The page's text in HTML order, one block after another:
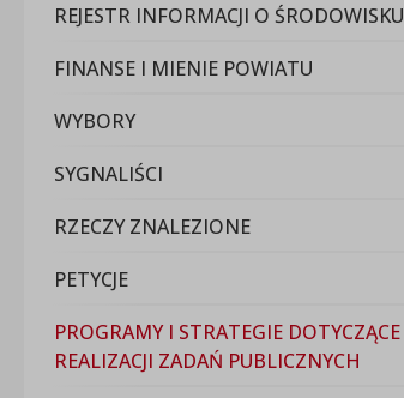
REJESTR INFORMACJI O ŚRODOWISKU
FINANSE I MIENIE POWIATU
WYBORY
SYGNALIŚCI
RZECZY ZNALEZIONE
PETYCJE
PROGRAMY I STRATEGIE DOTYCZĄCE
REALIZACJI ZADAŃ PUBLICZNYCH